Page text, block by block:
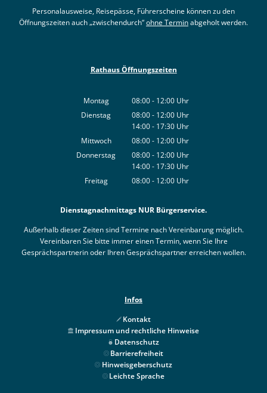
Personalausweise, Reisepässe, Führerscheine können zu den
Öffnungszeiten auch „zwischendurch“ohne Terminabgeholt werden.
Rathaus Öffnungszeiten
Montag 08:00- 12:00 Uhr
Von 08:00 bis 12:00 Uhr
Dienstag 08:00- 12:00 Uhr
Von 08:00 bis 12:00 Uhr
14:00- 17:30 Uhr
Von 14:00 bis 17:30 Uhr
Mittwoch 08:00- 12:00 Uhr
Von 08:00 bis 12:00 Uhr
Donnerstag 08:00- 12:00 Uhr
Von 08:00 bis 12:00 Uhr
14:00- 17:30 Uhr
Von 14:00 bis 17:30 Uhr
Freitag 08:00- 12:00 Uhr
Dienstagnachmittags NUR Bürgerservice.
Außerhalb dieser Zeiten sind Termine nach Vereinbarung möglich.
Vereinbaren Sie bitte immer einen Termin, wenn Sie Ihre
Gesprächspartnerin oder Ihren Gesprächspartner erreichen wollen.
Infos
Kontakt
Impressum und rechtliche Hinweise
Datenschutz
Barrierefreiheit
Hinweisgeberschutz
Leichte Sprache